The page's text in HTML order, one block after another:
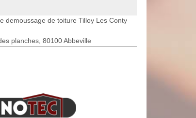
demoussage de toiture Tilloy Les Conty
planches, 80100 Abbeville